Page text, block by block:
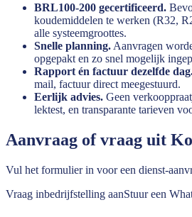
BRL100-200 gecertificeerd.
koudemiddelen te werken (R32,
alle systeemgroottes.
Snelle planning. Aanvragen
opgepakt en zo snel mogelijk
Rapport én factuur dezelfde
mail, factuur direct meegestuurd.
Eerlijk advies. Geen
lektest, en transparante tarieven
Aanvraag of vraag uit
Vul het formulier in voor een dienst-
Vraag inbedrijfstelling aanStuur een